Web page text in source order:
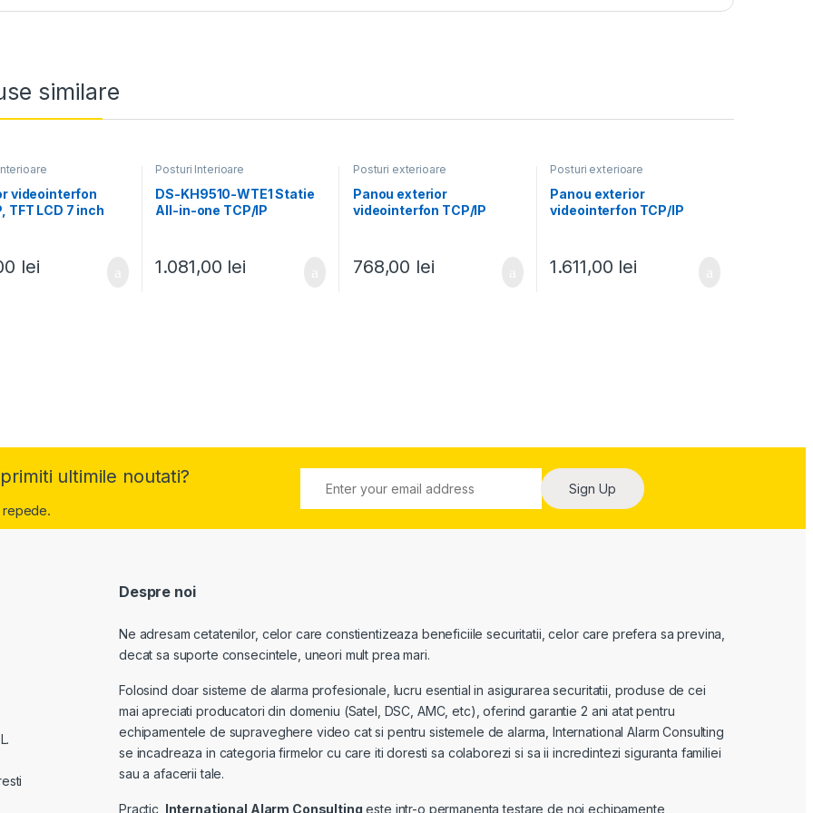
similare
videointerfon
TFT LCD 7 inch
lei
Posturi Interioare
DS-KH9510-WTE1 Statie
All-in-one TCP/IP
HIKVISION
1.081,00 lei
Posturi exterioare
Panou exterior
videointerfon TCP/IP
integrat – HIKVISION DS-
KV8213-WME1
768,00 lei
Posturi exterioare
Panou exterior
videointerfon TCP/IP
integrat card si DETECTIE
FACIALA – HIKVISION
1.611,00 lei
ultimile noutati?
Sign Up
Despre noi
Ne adresam cetatenilor, celor care constientizeaza beneficiile securitatii, celor care prefera sa previna,
decat sa suporte consecintele, uneori mult prea mari.
Folosind doar sisteme de alarma profesionale, lucru esential in asigurarea securitatii, produse de cei
mai apreciati producatori din domeniu (Satel, DSC, AMC, etc), oferind garantie 2 ani atat pentru
echipamentele de supraveghere video cat si pentru sistemele de alarma, International Alarm Consulting
se incadreaza in categoria firmelor cu care iti doresti sa colaborezi si sa ii incredintezi siguranta familiei
sau a afacerii tale.
Practic, International Alarm Consulting este intr-o permanenta testare de noi echipamente